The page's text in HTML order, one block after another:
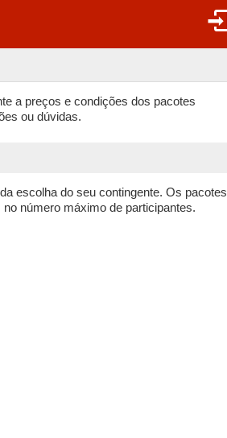
a preços e condições dos pacotes
ou dúvidas.
escolha do seu contingente. Os pacotes
número máximo de participantes.